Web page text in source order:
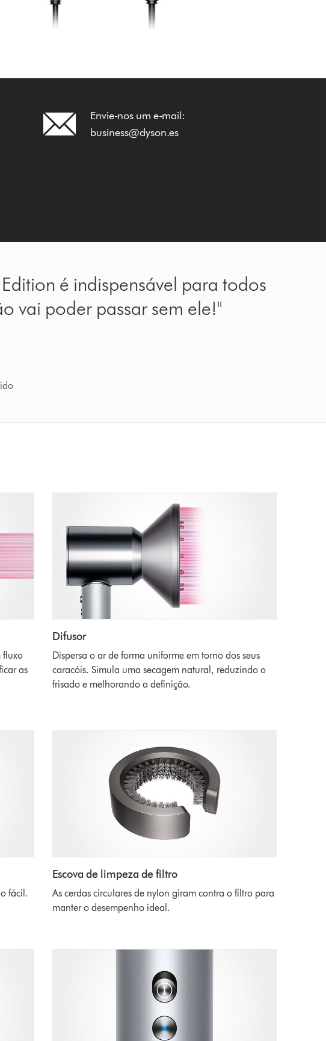
Envie-nos um e-mail:
business@dyson.es
é indispensável para todos
vai poder passar sem ele!"
fluxo
as
Difusor
Dispersa o ar de forma uniforme em torno dos seus
caracóis. Simula uma secagem natural, reduzindo o
frisado e melhorando a definição.
fácil.
Escova de limpeza de filtro
As cerdas circulares de nylon giram contra o filtro para
manter o desempenho ideal.